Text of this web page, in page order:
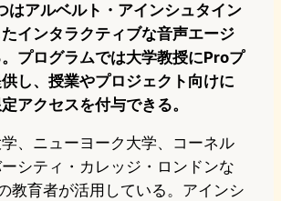
はアルベルト・アインシュタイン
インタラクティブな音声エージ
プログラムでは大学教授にProプ
し、授業やプロジェクト向けに
アクセスを付与できる。
、ニューヨーク大学、コーネル
シティ・カレッジ・ロンドンな
教育者が活用している。アインシ